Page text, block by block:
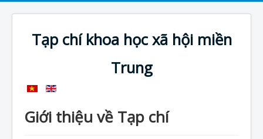
Tạp chí khoa học xã hội miền
Trung
Giới thiệu về Tạp chí